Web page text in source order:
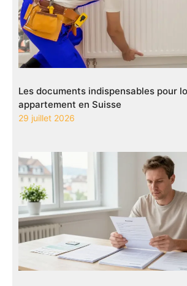
Les documents indispensables pour
appartement en Suisse
29 juillet 2026